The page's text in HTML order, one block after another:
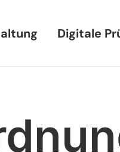
Digitale